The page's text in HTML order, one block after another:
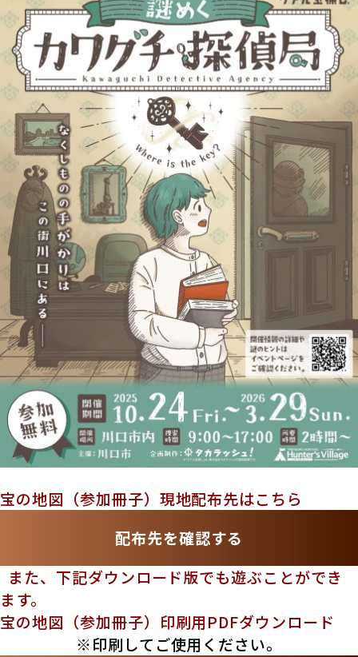
宝の地図（参加冊子）現地配布先はこちら
配布先を確認する
また、下記ダウンロード版でも遊ぶことができ
ます。
宝の地図（参加冊子）印刷用PDFダウンロード
※印刷してご使用ください。